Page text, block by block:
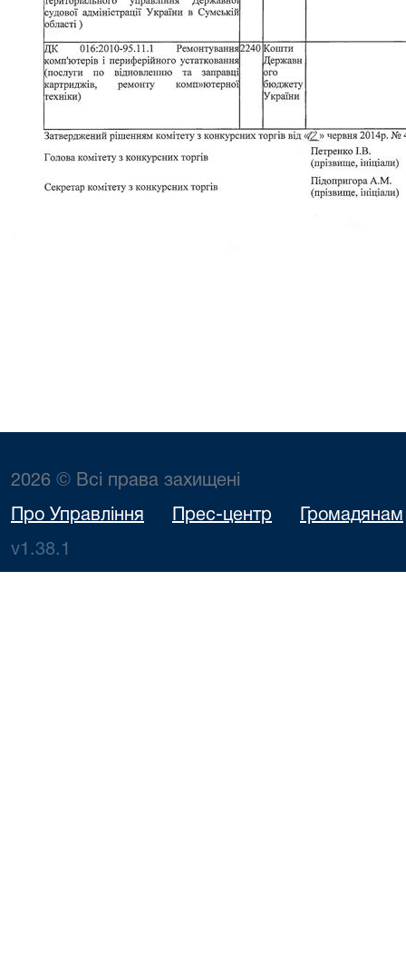
2026 © Всі права захищені
Про Управління Прес-центр Громадянам
v1.38.1